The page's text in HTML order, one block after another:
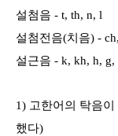
설첨음 - t, th, n, l
설첨전음(치음) -
설근음 - k, kh, h, g,
1) 고한어의 탁음
했다)